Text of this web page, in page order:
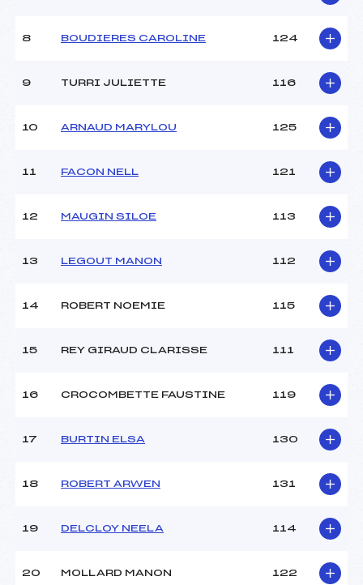
8 BOUDIERES CAROLINE 124
9 TURRI JULIETTE 116
10 ARNAUD MARYLOU 125
11 FACON NELL 121
12 MAUGIN SILOE 113
13 LEGOUT MANON 112
14 ROBERT NOEMIE 115
15 REY GIRAUD CLARISSE 111
16 CROCOMBETTE FAUSTINE 119
17 BURTIN ELSA 130
18 ROBERT ARWEN 131
19 DELCLOY NEELA 114
20 MOLLARD MANON 122